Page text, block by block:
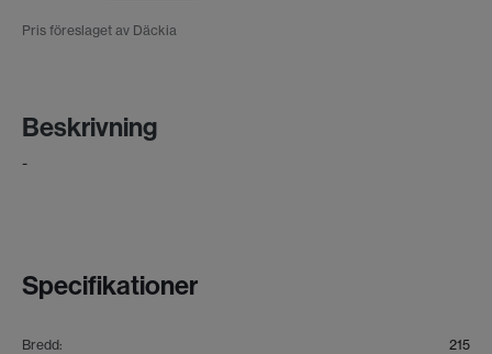
Pris föreslaget av Däckia
Beskrivning
-
Specifikationer
Bredd: 215